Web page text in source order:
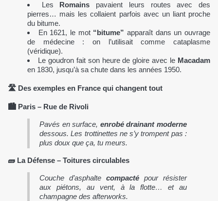
Les Romains pavaient leurs routes avec des
pierres… mais les collaient parfois avec un liant proche
du bitume.
En 1621, le mot “bitume” apparaît dans un ouvrage
de médecine : on l’utilisait comme cataplasme
(véridique).
Le goudron fait son heure de gloire avec le Macadam
en 1830, jusqu’à sa chute dans les années 1950.
🛣️ Des exemples en France qui changent tout
🏙 Paris – Rue de Rivoli
Pavés en surface, enrobé drainant moderne
dessous. Les trottinettes ne s’y trompent pas :
plus doux que ça, tu meurs.
🧱 La Défense – Toitures circulables
Couche d’asphalte compacté pour résister
aux piétons, au vent, à la flotte… et au
champagne des afterworks.